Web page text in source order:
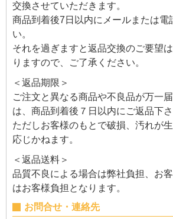
交換させていただきます。
商品到着後7日以内にメールまたは電
い。
それを過ぎますと返品交換のご要望
りますので、ご了承ください。
＜返品期限＞
ご注文と異なる商品や不良品が万一
は、商品到着後７日以内にご返品下さ
ただしお客様のもとで破損、汚れが
応じかねます。
＜返品送料＞
品質不良による場合は弊社負担、お
はお客様負担となります。
お問合せ・連絡先